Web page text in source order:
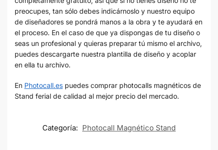
preocupes, tan sólo debes indicárnoslo y nuestro equipo
de diseñadores se pondrá manos a la obra y te ayudará en
el proceso. En el caso de que ya dispongas de tu diseño o
seas un profesional y quieras preparar tú mismo el archivo,
puedes descargarte nuestra plantilla de diseño y acoplar
en ella tu archivo.
En Photocall.es puedes comprar photocalls magnéticos de
Stand ferial de calidad al mejor precio del mercado.
Categoría: Photocall Magnético Stand